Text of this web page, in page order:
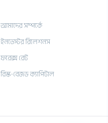
আমাদের সম্পর্কে
ইনভেস্টর রিলেশনস
ফরেক্স রেট
রিস্ক-বেজড ক্যাপিটাল